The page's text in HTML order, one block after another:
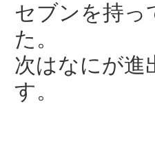
セブンを持っ
た。
次はなにが進
す。